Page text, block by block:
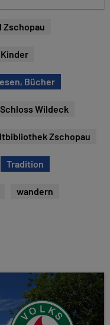
Zschopau
Kinder
Bücher
Schloss Wildeck
Zschopau
Tradition
wandern